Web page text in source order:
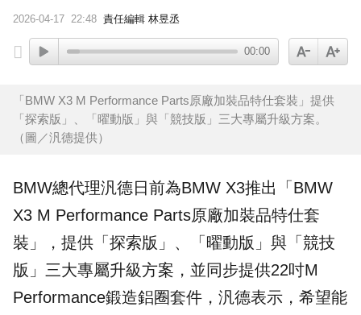
2026-04-17 22:48 責任編輯 林昱丞
00:00
「BMW X3 M Performance Parts原廠加裝品特仕套裝」提供
「探索版」、「曜動版」與「競技版」三大專屬升級方案。
（圖／汎德提供）
BMW總代理汎德日前為BMW X3推出「BMW
X3 M Performance Parts原廠加裝品特仕套
裝」，提供「探索版」、「曜動版」與「競技
版」三大專屬升級方案，並同步提供22吋M
Performance鍛造鋁圈套件，汎德表示，希望能